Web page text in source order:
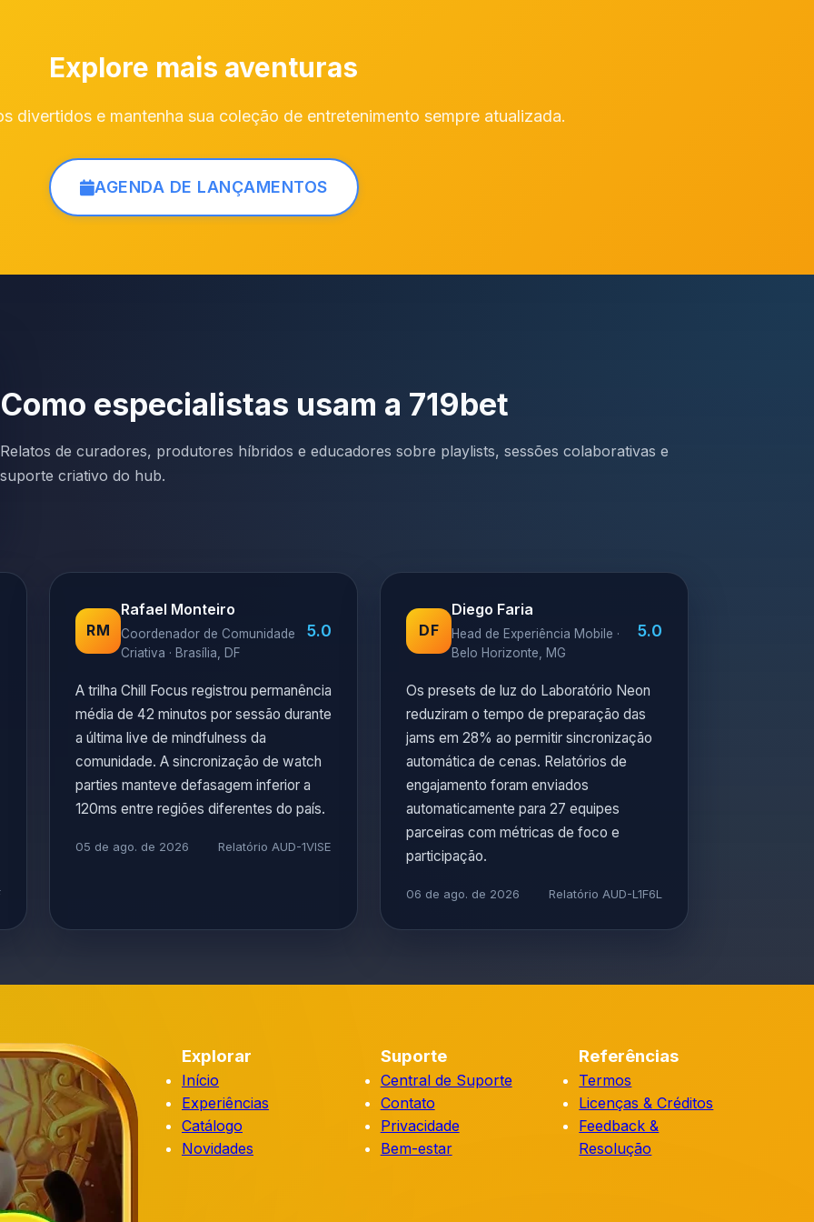
Explore mais aventuras
divertidos e mantenha sua coleção de entretenimento sempre atualizada.
AGENDA DE LANÇAMENTOS
Como especialistas usam a 719bet
Relatos de curadores, produtores híbridos e educadores sobre playlists, sessões colaborativas e
suporte criativo do hub.
RM
Rafael Monteiro
Coordenador de Comunidade
Criativa · Brasília, DF
5.0
A trilha Chill Focus registrou permanência
média de 42 minutos por sessão durante
a última live de mindfulness da
comunidade. A sincronização de watch
parties manteve defasagem inferior a
120ms entre regiões diferentes do país.
05 de ago. de 2026 Relatório AUD-1VISE
DF
Diego Faria
Head de Experiência Mobile ·
Belo Horizonte, MG
5.0
Os presets de luz do Laboratório Neon
reduziram o tempo de preparação das
jams em 28% ao permitir sincronização
automática de cenas. Relatórios de
engajamento foram enviados
automaticamente para 27 equipes
parceiras com métricas de foco e
participação.
06 de ago. de 2026 Relatório AUD-L1F6L
Explorar
Início
Experiências
Catálogo
Novidades
Suporte
Central de Suporte
Contato
Privacidade
Bem-estar
Referências
Termos
Licenças & Créditos
Feedback &
Resolução